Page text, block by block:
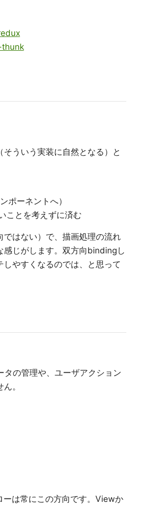
ういう実装に自然となる）と
ポーネントへ）
ことを考えずに済む
はない）で、描画処理の流れ
感じがします。双方向bindingし
やすくなるのでは、と思って
の管理や、ユーザアクション
。
ーは常にこの方向です。Viewか